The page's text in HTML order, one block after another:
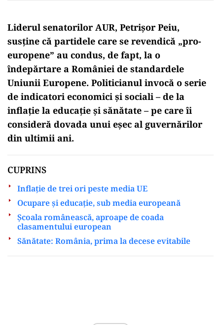
Liderul senatorilor AUR, Petrişor Peiu,
susţine că partidele care se revendică „pro-
europene” au condus, de fapt, la o
îndepărtare a României de standardele
Uniunii Europene. Politicianul invocă o serie
de indicatori economici şi sociali – de la
inflaţie la educaţie şi sănătate – pe care îi
consideră dovada unui eşec al guvernărilor
din ultimii ani.
CUPRINS
Inflaţie de trei ori peste media UE
Ocupare şi educaţie, sub media europeană
Şcoala românească, aproape de coada
clasamentului european
Sănătate: România, prima la decese evitabile